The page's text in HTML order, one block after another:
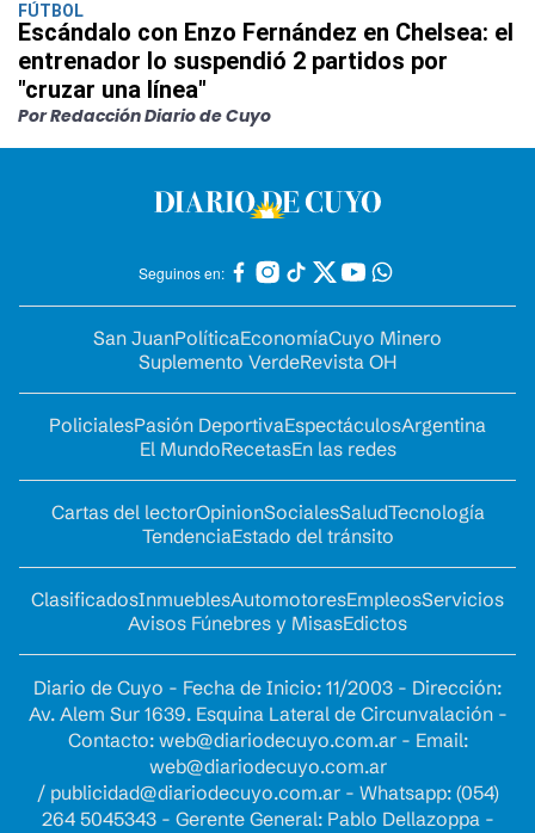
FÚTBOL
Escándalo con Enzo Fernández en Chelsea: el
entrenador lo suspendió 2 partidos por
"cruzar una línea"
Por Redacción Diario de Cuyo
Seguinos en:
San JuanPolíticaEconomíaCuyo Minero
Suplemento VerdeRevista OH
PolicialesPasión DeportivaEspectáculosArgentina
El MundoRecetasEn las redes
Cartas del lectorOpinionSocialesSaludTecnología
TendenciaEstado del tránsito
ClasificadosInmueblesAutomotoresEmpleosServicios
Avisos Fúnebres y MisasEdictos
Diario de Cuyo - Fecha de Inicio: 11/2003 - Dirección:
Av. Alem Sur 1639. Esquina Lateral de Circunvalación -
Contacto: web@diariodecuyo.com.ar- Email:
web@diariodecuyo.com.ar
/ publicidad@diariodecuyo.com.ar- Whatsapp: (054)
264 5045343 - Gerente General: Pablo Dellazoppa -